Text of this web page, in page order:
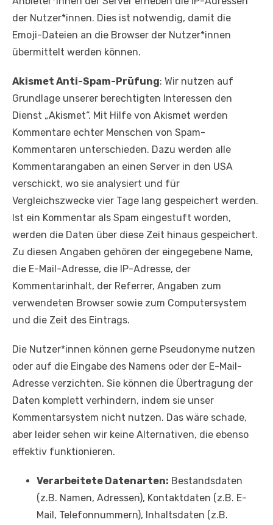
der Nutzer*innen. Dies ist notwendig, damit die
Emoji-Dateien an die Browser der Nutzer*innen
übermittelt werden können.
Akismet Anti-Spam-Prüfung: Wir nutzen auf
Grundlage unserer berechtigten Interessen den
Dienst „Akismet“. Mit Hilfe von Akismet werden
Kommentare echter Menschen von Spam-
Kommentaren unterschieden. Dazu werden alle
Kommentarangaben an einen Server in den USA
verschickt, wo sie analysiert und für
Vergleichszwecke vier Tage lang gespeichert werden.
Ist ein Kommentar als Spam eingestuft worden,
werden die Daten über diese Zeit hinaus gespeichert.
Zu diesen Angaben gehören der eingegebene Name,
die E-Mail-Adresse, die IP-Adresse, der
Kommentarinhalt, der Referrer, Angaben zum
verwendeten Browser sowie zum Computersystem
und die Zeit des Eintrags.
Die Nutzer*innen können gerne Pseudonyme nutzen
oder auf die Eingabe des Namens oder der E-Mail-
Adresse verzichten. Sie können die Übertragung der
Daten komplett verhindern, indem sie unser
Kommentarsystem nicht nutzen. Das wäre schade,
aber leider sehen wir keine Alternativen, die ebenso
effektiv funktionieren.
Verarbeitete Datenarten: Bestandsdaten
(z.B. Namen, Adressen), Kontaktdaten (z.B. E-
Mail, Telefonnummern), Inhaltsdaten (z.B.